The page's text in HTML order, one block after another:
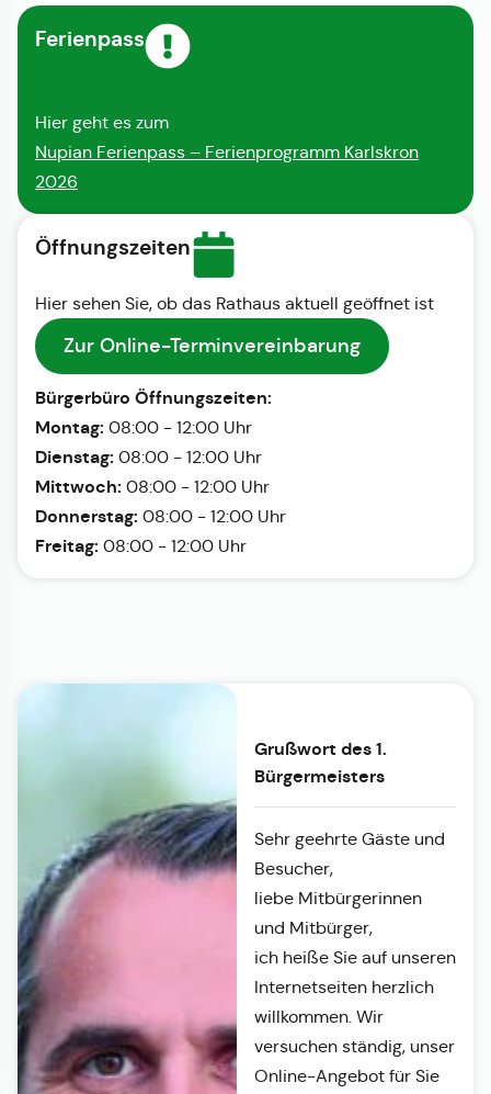
Ferienpass
Hier geht es zum
Nupian Ferienpass – Ferienprogramm Karlskron
2026
Öffnungszeiten
Hier sehen Sie, ob das Rathaus aktuell geöffnet ist
Zur Online-Terminvereinbarung
Bürgerbüro Öffnungszeiten:
Montag: 08:00 - 12:00 Uhr
Dienstag: 08:00 - 12:00 Uhr
Mittwoch: 08:00 - 12:00 Uhr
Donnerstag: 08:00 - 12:00 Uhr
Freitag: 08:00 - 12:00 Uhr
Grußwort des 1.
Bürgermeisters
Sehr geehrte Gäste und
Besucher,
liebe Mitbürgerinnen
und Mitbürger,
ich heiße Sie auf unseren
Internetseiten herzlich
willkommen. Wir
versuchen ständig, unser
Online-Angebot für Sie